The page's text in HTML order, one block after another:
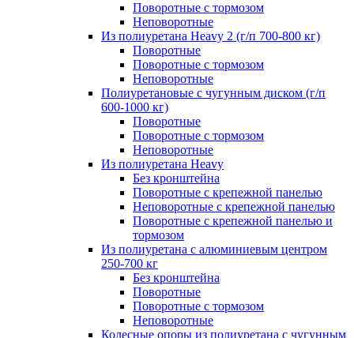
Поворотные с тормозом
Неповоротные
Из полиуретана Heavy 2 (г/п 700-800 кг)
Поворотные
Поворотные с тормозом
Неповоротные
Полиуретановые с чугунным диском (г/п
600-1000 кг)
Поворотные
Поворотные с тормозом
Неповоротные
Из полиуретана Heavy
Без кронштейна
Поворотные с крепежной панелью
Неповоротные с крепежной панелью
Поворотные с крепежной панелью и
тормозом
Из полиуретана с алюминиевым центром
250-700 кг
Без кронштейна
Поворотные
Поворотные с тормозом
Неповоротные
Колесные опоры из полиуретана с чугунным